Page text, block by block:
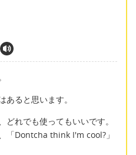
あると思います。
れでも使ってもいいです。
「Dontcha think I'm cool?」